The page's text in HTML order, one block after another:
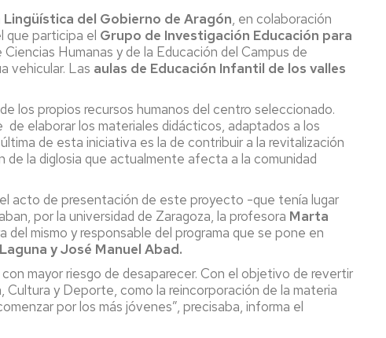
del Gobierno de Aragón, en colaboración
que participa el Grupo de Investigación Educación para
Humanas y de la Educación del Campus de
vehicular. Las aulas de Educación Infantil de los valles
los propios recursos humanos del centro seleccionado.
elaborar los materiales didácticos, adaptados a los
de esta iniciativa es la de contribuir a la revitalización
la diglosia que actualmente afecta a la comunidad
acto de presentación de este proyecto -que tenía lugar
por la universidad de Zaragoza, la profesora Marta
del mismo y responsable del programa que se pone en
y José Manuel Abad.
mayor riesgo de desaparecer. Con el objetivo de revertir
y Deporte, como la reincorporación de la materia
por los más jóvenes”, precisaba, informa el